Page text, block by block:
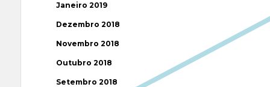
Janeiro 2019
Dezembro 2018
Novembro 2018
Outubro 2018
Setembro 2018